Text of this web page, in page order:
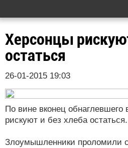
Херсонцы
остаться
26-01-2015 19:03
По вине вконец обнаглевшего
рискуют и без хлеба
Злоумышленники проломили